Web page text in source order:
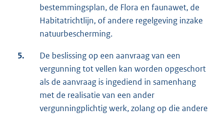
bestemmingsplan, de Flora en faunawet, de
Habitatrichtlijn, of andere regelgeving inzake
natuurbescherming.
5.
De beslissing op een aanvraag van een
vergunning tot vellen kan worden opgeschort
als de aanvraag is ingediend in samenhang
met de realisatie van een ander
vergunningplichtig werk, zolang op die andere